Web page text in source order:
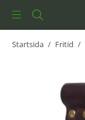
Startsida / Fritid /